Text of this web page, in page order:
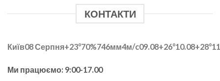
КОНТАКТИ
Київ08 Серпня+23°70%746мм4м/c09.08+26°10.08+28°
Ми працюємо: 9:00-17.00